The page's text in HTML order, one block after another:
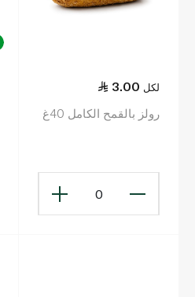
3.00 لكل
رولز بالقمح الكامل 40غ
0